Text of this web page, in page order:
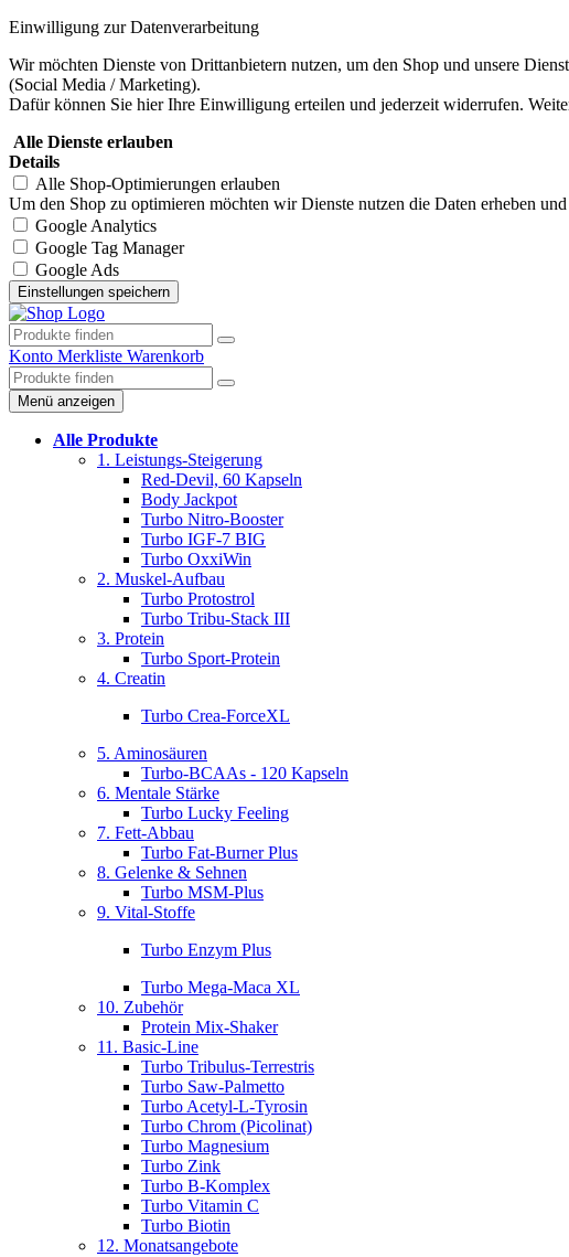
Einwilligung zur Datenverarbeitung
Wir möchten Dienste von Drittanbietern nutzen, um den Shop und unsere
(Social Media / Marketing).
Dafür können Sie hier Ihre Einwilligung erteilen und jederzeit widerrufen.
Alle Dienste erlauben
Details
Alle Shop-Optimierungen erlauben
Um den Shop zu optimieren möchten wir Dienste nutzen die Daten erheben
Google Analytics
Google Tag Manager
Google Ads
Konto Merkliste Warenkorb
Menü anzeigen
Alle Produkte
1. Leistungs-Steigerung
Red-Devil, 60 Kapseln
Body Jackpot
Turbo Nitro-Booster
Turbo IGF-7 BIG
Turbo OxxiWin
2. Muskel-Aufbau
Turbo Protostrol
Turbo Tribu-Stack III
3. Protein
Turbo Sport-Protein
4. Creatin
Turbo Crea-ForceXL
5. Aminosäuren
Turbo-BCAAs - 120 Kapseln
6. Mentale Stärke
Turbo Lucky Feeling
7. Fett-Abbau
Turbo Fat-Burner Plus
8. Gelenke & Sehnen
Turbo MSM-Plus
9. Vital-Stoffe
Turbo Enzym Plus
Turbo Mega-Maca XL
10. Zubehör
Protein Mix-Shaker
11. Basic-Line
Turbo Tribulus-Terrestris
Turbo Saw-Palmetto
Turbo Acetyl-L-Tyrosin
Turbo Chrom (Picolinat)
Turbo Magnesium
Turbo Zink
Turbo B-Komplex
Turbo Vitamin C
Turbo Biotin
12. Monatsangebote